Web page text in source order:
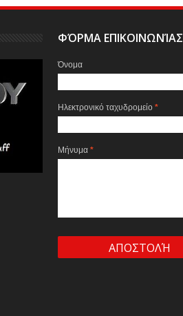
ΦΌΡΜΑ ΕΠΙΚΟΙΝΩΝΊΑΣ
Όνομα
Ηλεκτρονικό ταχυδρομείο*
Μήνυμα*